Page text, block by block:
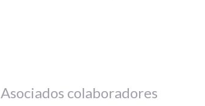
Asociados colaboradores